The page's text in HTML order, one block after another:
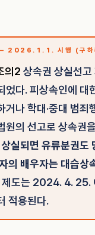
— 2026.1.1. 시행 (구하
의2 상속권 상실선
었다. 피상속인에 대
거나 학대·중대 범죄
원의 선고로 상속권
실되면 유류분권도
의 배우자는 대습상
제도는 2024. 4. 25.
적용된다.